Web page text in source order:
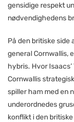
gensidige respekt
nødvendighedens
På den britiske
general Cornwallis,
hybris. Hvor
Cornwallis
spiller ham med en
underordnedes
konflikt i den